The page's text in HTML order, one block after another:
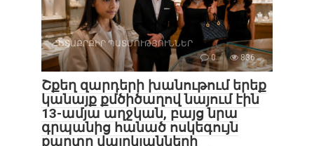
ՀԵՏԱՔՐՔԻՐ ՊԱՏՄՈՒԹՅՈՒՆՆԵՐ
0
836
Շքեղ զարդերի խանութում երեք
կանայք քմծիծաղով նայում էին
13-ամյա աղջկան, բայց նրա
գրպանից հանած ոսկեգույն
քարտը վայրկյանների